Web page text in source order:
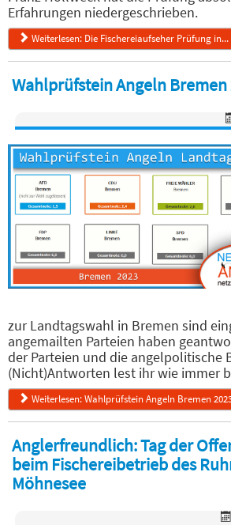
Erfahrungen niedergeschrieben.
Weiterlesen: Die Fischereiaufseher Prüfung in...
Wahlprüfstein Angeln Bremen
zur Landtagswahl in Bremen sind
angemailten Parteien haben
der Parteien und die angelpolitische
(Nicht)Antworten lest ihr wie immer
Weiterlesen: Wahlprüfstein Angeln Bremen
Anglerfreundlich: Tag der
beim Fischereibetrieb des
Möhnesee